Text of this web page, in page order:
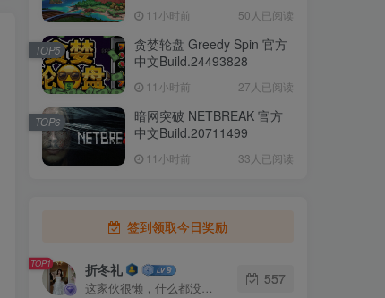
11小时前 50人已阅读
贪婪轮盘 Greedy Spin 官方
中文Build.24493828
11小时前 27人已阅读
TOP5
暗网突破 NETBREAK 官方
中文Build.20711499
11小时前 33人已阅读
TOP6
签到领取今日奖励
TOP1 折冬礼
这家伙很懒，什么都没有写...
557